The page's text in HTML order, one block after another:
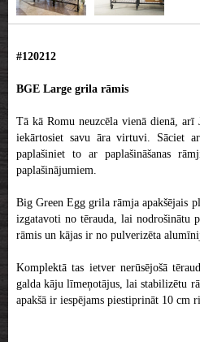
#120212
BGE Large grila rāmis
Tā kā Romu neuzcēla vienā dienā, arī
iekārtosiet savu āra virtuvi. Sāciet
paplašiniet to ar paplašināšanas
paplašinājumiem.
Big Green Egg grila rāmja apakšējais
izgatavoti no tērauda, lai nodrošinātu
rāmis un kājas ir no pulverizēta
Komplektā tas ietver nerūsējošā
galda kāju līmeņotājus, lai stabilizētu
apakšā ir iespējams piestiprināt 10 cm